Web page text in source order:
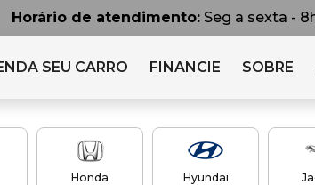
Horário de atendimento: Seg a sexta -
SEU CARRO FINANCIE SOBRE
Honda Hyundai